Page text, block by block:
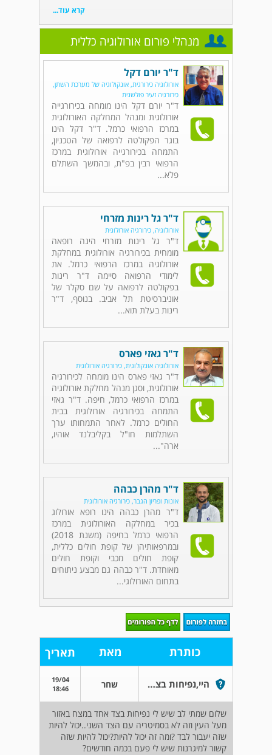
קרא עוד...
מנהלי פורום אורולוגיה כללית
ד"ר יורם דקל
אורולוגיה כירורגית, אונקולוגיה של מערכת השתן,
כירורגיה זעיר פולשנית
ד"ר יורם דקל הינו מומחה בכירורגייה
אורולוגית ומנהל המחלקה האורולוגית
במרכז הרפואי כרמל. ד"ר דקל הינו
בוגר הפקולטה לרפואה של הטכניון,
התמחה בכירורגייה אורולוגית במרכז
הרפואי רבין בפ"ת, ובהמשך השתלם
פלא...
ד"ר גל רינות מזרחי
אורולוגיה, כירורגיה אורולוגית
ד"ר גל רינות מזרחי הינה רופאה
מומחית בכירורגיה אורולוגית במחלקת
אורולוגיה במרכז הרפואי כרמל. את
לימודי הרפואה סיימה ד"ר רינות
בפקולטה לרפואה על שם סקלר של
אוניברסיטת תל אביב. בנוסף, ד"ר
רינות בעלת תוא...
ד"ר גאזי פארס
אורולוגיה אונקולוגית, כירורגיה אורולוגית
ד"ר גאזי פארס הינו מומחה לכירורגיה
אורולוגית, וסגן מנהל מחלקת אורולוגיה
במרכז הרפואי כרמל, חיפה. ד"ר גאזי
התמחה בכירורגיה אורולוגית בבית
החולים כרמל. לאחר התמחותו ערך
השתלמות חו"ל בקליבלנד אוהיו,
ארה"...
ד"ר מהרן כבהה
אונות ופריון הגבר, כירורגיה אורולוגית
ד"ר מהרן כבהה הינו רופא אורולוג
בכיר במחלקה האורולוגית במרכז
הרפואי כרמל בחיפה (משנת 2018)
ובמרפאותיהן של קופת חולים כללית,
קופת חולים מכבי וקופת חולים
מאוחדת. ד"ר כבהה גם מבצע ניתוחים
בתחום האורולוגי...
כותרת מאת תאריך
היי,נפיחות בצד במצח מעל אזור העין שחר
19/04
18:46
שלום שמתי לב שיש לי נפיחות בצד אחד במצח באזור
מעל העין וזה לא בסמיטריה עם הצד השני..יכול להיות
שזה יעבור לבד ?ומה זה יכול להיות?יכול להיות שזה
קשור למיגרנות שיש לי פעם בכמה חודשים?